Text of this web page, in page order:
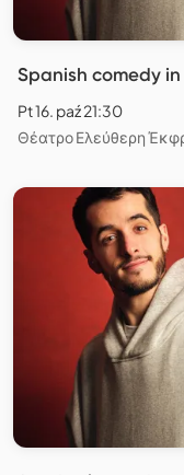
Spanish comedy
Pt 16. paź 21:30
Θέατρο Ελεύθερη